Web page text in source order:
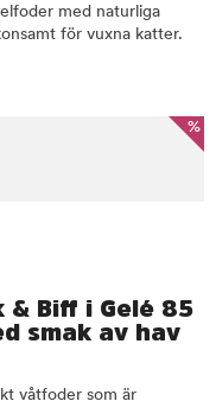
med naturliga
för vuxna katter.
%
& Biff i Gelé 85
smak av hav
våtfoder som är